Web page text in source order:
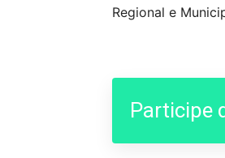
Regional e
Participe